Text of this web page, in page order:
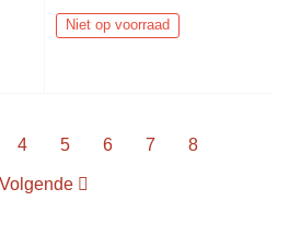
Niet op voorraad
4 5 6 7 8
Volgende